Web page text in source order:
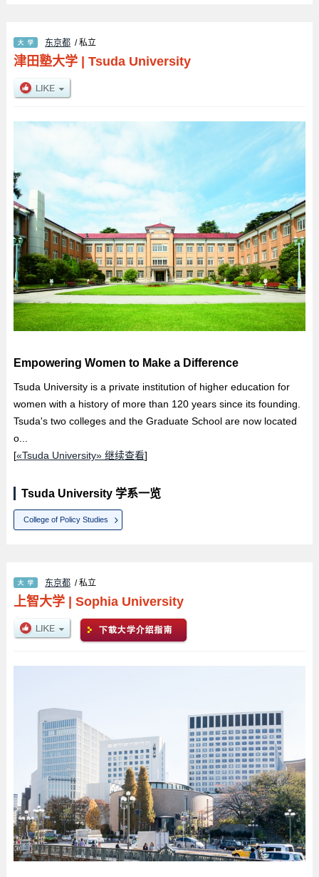
东京都 / 私立
津田塾大学| Tsuda University
Empowering Women to Make a Difference
Tsuda University is a private institution of higher education for
women with a history of more than 120 years since its founding.
Tsuda's two colleges and the Graduate School are now located
o...
[«Tsuda University» 继续查看]
Tsuda University 学系一览
College of Policy Studies
东京都 / 私立
上智大学| Sophia University